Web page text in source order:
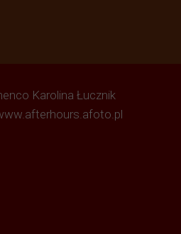
Karolina Łucznik